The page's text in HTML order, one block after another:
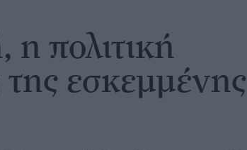
πολιτική
της εσκεμμένης